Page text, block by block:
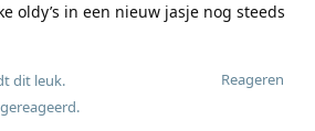
oldy’s in een nieuw jasje nog steeds
Reageren
dit leuk.
.